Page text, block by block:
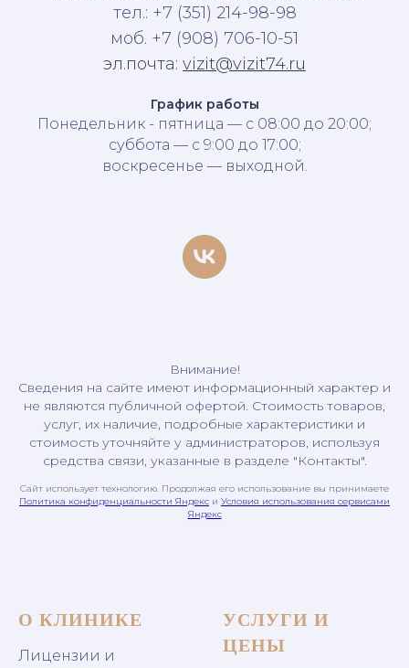
тел.: +7 (351) 214-98-98
моб. +7 (908) 706-10-51
эл.почта: vizit@vizit74.ru
График работы
Понедельник - пятница — с 08:00 до 20:00;
суббота — с 9:00 до 17:00;
воскресенье — выходной.
Внимание!
Сведения на сайте имеют информационный характер и
не являются публичной офертой. Стоимость товаров,
услуг, их наличие, подробные характеристики и
стоимость уточняйте у администраторов, используя
средства связи, указанные в разделе "Контакты".
Сайт использует технологию. Продолжая его использование вы принимаете
Политика конфиденциальности Яндекс и Условия использования сервисами
Яндекс
О КЛИНИКЕ
Лицензии и
УСЛУГИ И
ЦЕНЫ